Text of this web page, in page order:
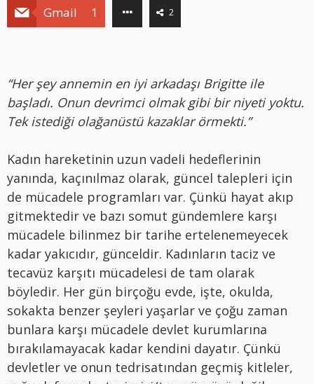
Gmail 1 2
“Her şey annemin en iyi arkadaşı Brigitte ile
başladı. Onun devrimci olmak gibi bir niyeti yoktu.
Tek istediği olağanüstü kazaklar örmekti.”
Kadın hareketinin uzun vadeli hedeflerinin
yanında, kaçınılmaz olarak, güncel talepleri için
de mücadele programları var. Çünkü hayat akıp
gitmektedir ve bazı somut gündemlere karşı
mücadele bilinmez bir tarihe ertelenemeyecek
kadar yakıcıdır, günceldir. Kadınların taciz ve
tecavüz karşıtı mücadelesi de tam olarak
böyledir. Her gün birçoğu evde, işte, okulda,
sokakta benzer şeyleri yaşarlar ve çoğu zaman
bunlara karşı mücadele devlet kurumlarına
bırakılamayacak kadar kendini dayatır. Çünkü
devletler ve onun tedrisatından geçmiş kitleler,